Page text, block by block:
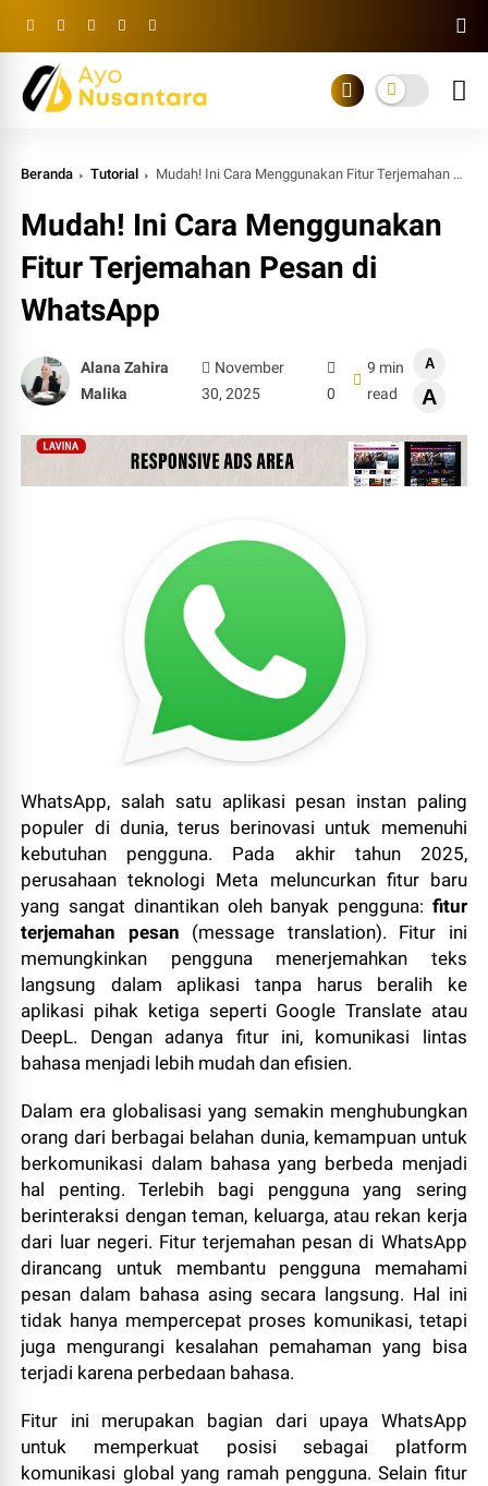
Beranda Tutorial Mudah! Ini Cara Menggunakan Fitur Terjemahan Pesan di WhatsApp
Mudah! Ini Cara Menggunakan
Fitur Terjemahan Pesan di
WhatsApp
Alana Zahira
Malika
November
30, 2025
0
9 min
read
A
A
WhatsApp, salah satu aplikasi pesan instan paling
populer di dunia, terus berinovasi untuk memenuhi
kebutuhan pengguna. Pada akhir tahun 2025,
perusahaan teknologi Meta meluncurkan fitur baru
yang sangat dinantikan oleh banyak pengguna: fitur
terjemahan pesan (message translation). Fitur ini
memungkinkan pengguna menerjemahkan teks
langsung dalam aplikasi tanpa harus beralih ke
aplikasi pihak ketiga seperti Google Translate atau
DeepL. Dengan adanya fitur ini, komunikasi lintas
bahasa menjadi lebih mudah dan efisien.
Dalam era globalisasi yang semakin menghubungkan
orang dari berbagai belahan dunia, kemampuan untuk
berkomunikasi dalam bahasa yang berbeda menjadi
hal penting. Terlebih bagi pengguna yang sering
berinteraksi dengan teman, keluarga, atau rekan kerja
dari luar negeri. Fitur terjemahan pesan di WhatsApp
dirancang untuk membantu pengguna memahami
pesan dalam bahasa asing secara langsung. Hal ini
tidak hanya mempercepat proses komunikasi, tetapi
juga mengurangi kesalahan pemahaman yang bisa
terjadi karena perbedaan bahasa.
Fitur ini merupakan bagian dari upaya WhatsApp
untuk memperkuat posisi sebagai platform
komunikasi global yang ramah pengguna. Selain fitur